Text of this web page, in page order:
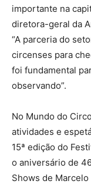
importante na
diretora-geral da
“A parceria do
circenses para
foi fundamental
observando”.
No Mundo do
atividades e
15ª edição do
o aniversário de
Shows de